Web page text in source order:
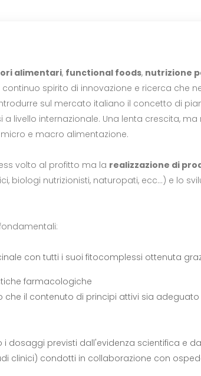
alimentari, functional foods, nutrizione
spirito di innovazione e ricerca che
sul mercato italiano il concetto di
livello internazionale. Una lenta crescita,
e macro alimentazione.
volto al profitto ma la realizzazione di
biologi nutrizionisti, naturopati, ecc…) e lo
con tutti i suoi fitocomplessi ottenuta
farmacologiche
il contenuto di principi attivi sia
dosaggi previsti dall'evidenza scientifica e
clinici) condotti in collaborazione con